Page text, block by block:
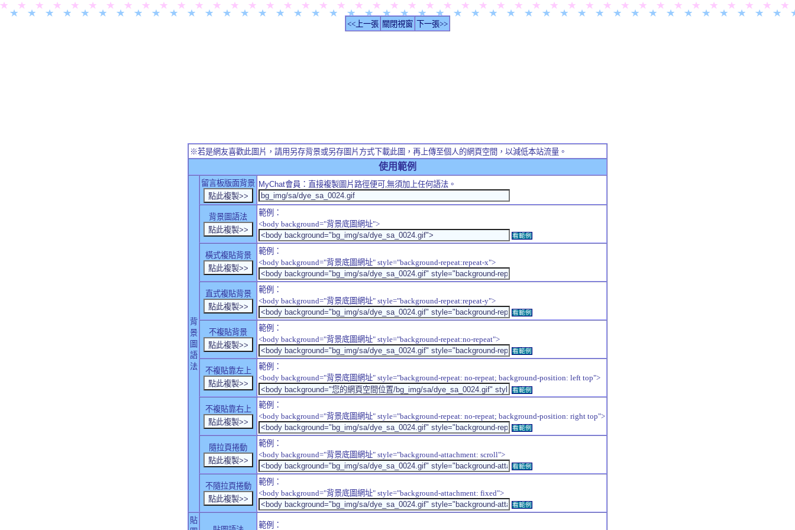
<<上一張 關閉視窗 下一張>>
※若是網友喜歡此圖片，請用另存背景或另存圖片方式下載此圖，再上傳至個人的網頁空間，以減低本站流量。
使用範例
背
景
圖
語
法
留言板版面背景 MyChat會員：直接複製圖片路徑便可,無須加上任何語法。
背景圖語法
範例：
<body background="背景底圖網址">
看範例
橫式複貼背景
範例：
<body background="背景底圖網址" style="background-repeat:repeat-x">
直式複貼背景
範例：
<body background="背景底圖網址" style="background-repeat:repeat-y">
看範例
不複貼背景
範例：
<body background="背景底圖網址" style="background-repeat:no-repeat">
看範例
不複貼靠左上
範例：
<body background="背景底圖網址" style="background-repeat: no-repeat; background-position: left top">
看範例
不複貼靠右上
範例：
<body background="背景底圖網址" style="background-repeat: no-repeat; background-position: right top">
看範例
隨拉頁捲動
範例：
<body background="背景底圖網址" style="background-attachment: scroll">
看範例
不隨拉頁捲動
範例：
<body background="背景底圖網址" style="background-attachment: fixed">
看範例
貼
範例：